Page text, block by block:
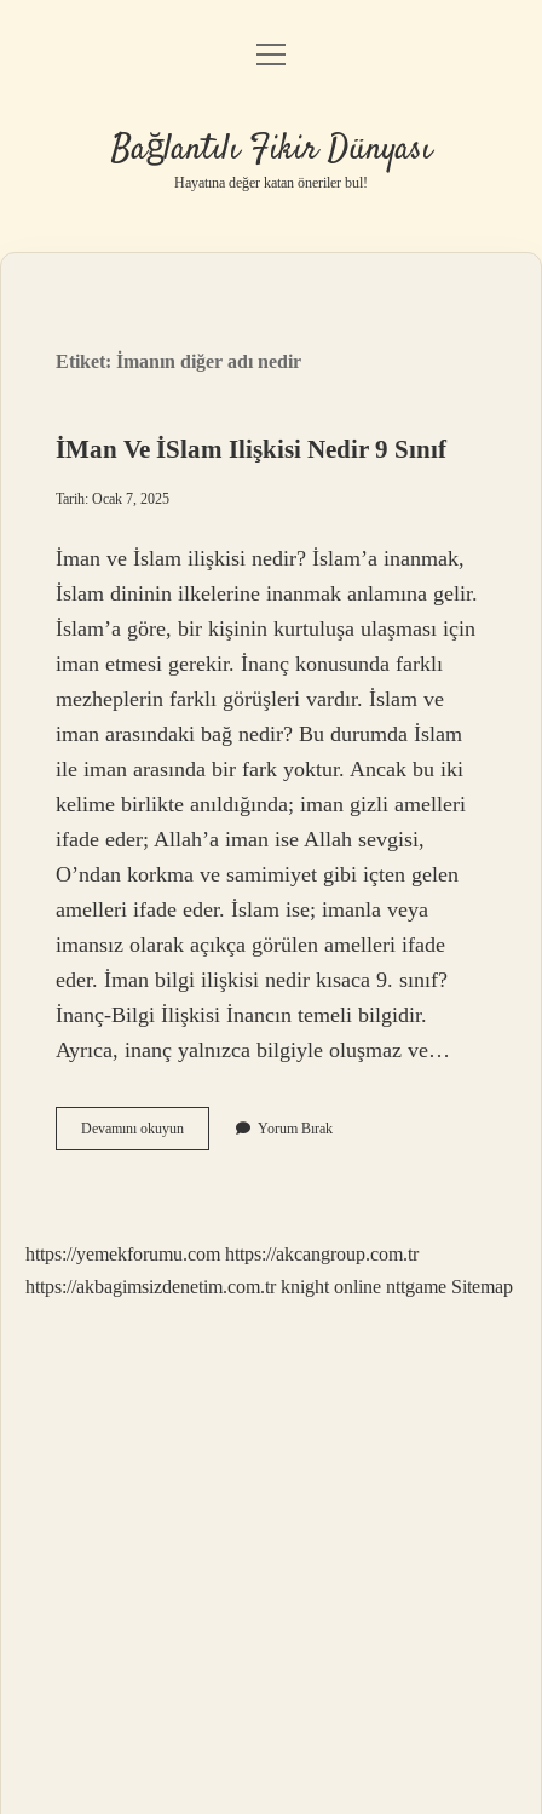
Anasayfa
Yasal Uyarı
menüyü
Bağlantılı Fikir Dünyası
Hayatına değer katan öneriler bul!
Etiket:İmanın diğer adı nedir
İMan Ve İSlam Ilişkisi Nedir 9 Sınıf
Tarih: Ocak 7, 2025
İman ve İslam ilişkisi nedir? İslam’a inanmak,
İslam dininin ilkelerine inanmak anlamına gelir.
İslam’a göre, bir kişinin kurtuluşa ulaşması için
iman etmesi gerekir. İnanç konusunda farklı
mezheplerin farklı görüşleri vardır. İslam ve
iman arasındaki bağ nedir? Bu durumda İslam
ile iman arasında bir fark yoktur. Ancak bu iki
kelime birlikte anıldığında; iman gizli amelleri
ifade eder; Allah’a iman ise Allah sevgisi,
O’ndan korkma ve samimiyet gibi içten gelen
amelleri ifade eder. İslam ise; imanla veya
imansız olarak açıkça görülen amelleri ifade
eder. İman bilgi ilişkisi nedir kısaca 9. sınıf?
İnanç-Bilgi İlişkisi İnancın temeli bilgidir.
Ayrıca, inanç yalnızca bilgiyle oluşmaz ve…
Devamını okuyunİMan
Ve
Sınıf
Yorum Bırak
https://yemekforumu.com https://akcangroup.com.tr
https://akbagimsizdenetim.com.tr knight online nttgame Sitemap